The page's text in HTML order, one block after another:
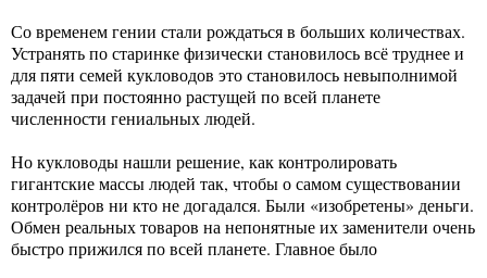
Со временем гении стали рождаться в больших количествах.
Устранять по старинке физически становилось всё труднее и
для пяти семей кукловодов это становилось невыполнимой
задачей при постоянно растущей по всей планете
численности гениальных людей.
Но кукловоды нашли решение, как контролировать
гигантские массы людей так, чтобы о самом существовании
контролёров ни кто не догадался. Были «изобретены» деньги.
Обмен реальных товаров на непонятные их заменители очень
быстро прижился по всей планете. Главное было